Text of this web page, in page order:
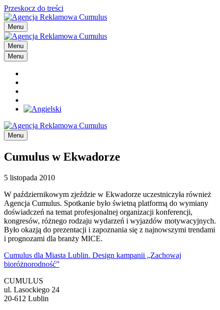
Przeskocz do treści
Menu
Menu
Menu
Menu
Cumulus w Ekwadorze
5 listopada 2010
W październikowym zjeździe w Ekwadorze uczestniczyła również
Agencja Cumulus. Spotkanie było świetną platformą do wymiany
doświadczeń na temat profesjonalnej organizacji konferencji,
kongresów, różnego rodzaju wydarzeń i wyjazdów motywacyjnych.
Było okazją do prezentacji i zapoznania się z najnowszymi trendami
i prognozami dla branży MICE.
Cumulus dla Miasta Lublin. Design kampanii „Zachowaj
bioróżnorodność”
CUMULUS
ul. Lasockiego 24
20-612 Lublin